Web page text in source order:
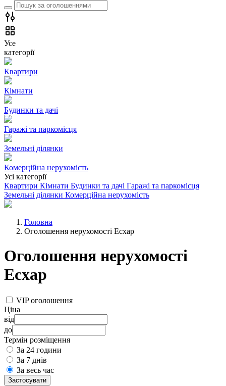
Усе
категорії
Квартири
Кімнати
Будинки та дачі
Гаражі та паркомісця
Земельні ділянки
Комерційна нерухомість
Усі категорії
Квартири Кімнати Будинки та дачі Гаражі та паркомісця
Земельні ділянки Комерційна нерухомість
Головна
Оголошення нерухомості Есхар
Оголошення нерухомості
Есхар
VIP оголошення
Ціна
від
до
Термін розміщення
За 24 години
За 7 днів
За весь час
Застосувати